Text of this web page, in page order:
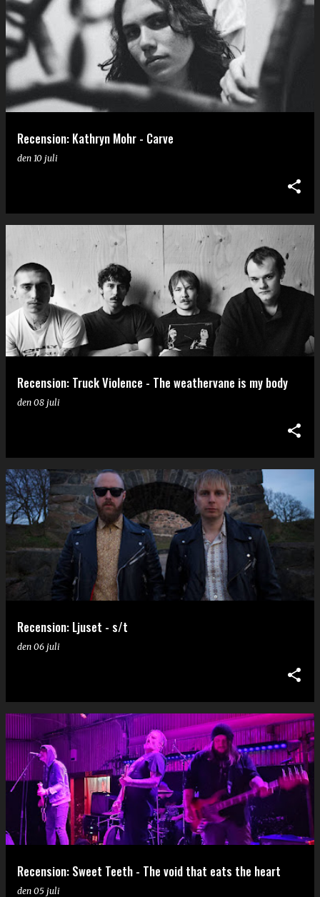
Recension: Kathryn Mohr - Carve
den 10 juli
Recension: Truck Violence - The weathervane is my body
den 08 juli
Recension: Ljuset - s/t
den 06 juli
Recension: Sweet Teeth - The void that eats the heart
den 05 juli